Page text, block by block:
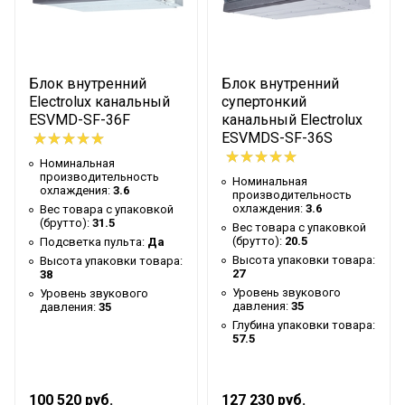
Уровень звукового давления
35
Макс. расход воздуха
540
Ширина упаковки товара
93
Бренд
Electrolux
Тип блока
Канальный
Гарантийный срок
3 года
Серия
ESVMDS-SF-A
Высота товара
19.2
Потребляемая мощность
0.07
Блок внутренний
Electrolux канальный
ESVMD-SF-36F
Номинальная
производительность
охлаждения: 3.6
Вес товара с упаковкой
(брутто): 31.5
Подсветка пульта: Да
Высота упаковки товара:
38
Уровень звукового
давления: 35
100 520 руб.
Блок внутренний
супертонкий
канальный Electrolux
ESVMDS-SF-36S
Номинальная
производительность
охлаждения: 3.6
Вес товара с упаковкой
(брутто): 20.5
Высота упаковки товара:
27
Уровень звукового
давления: 35
Глубина упаковки товара:
57.5
127 230 руб.